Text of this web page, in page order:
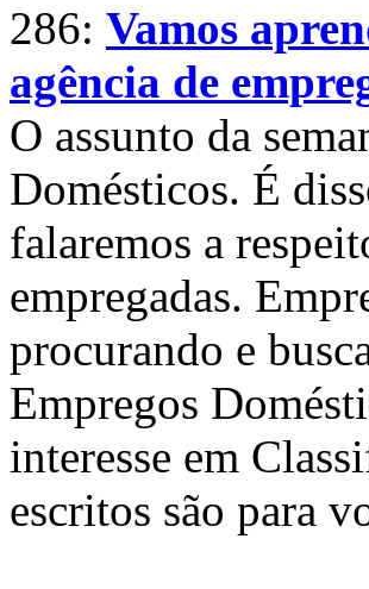
286: Vamos
agência de
O assunto da
Domésticos. É
falaremos a
empregadas.
procurando e
Empregos
interesse em
escritos são para